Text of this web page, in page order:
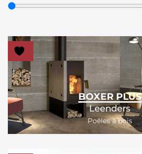
BOXER PLUS
Leenders
Poêles à bois